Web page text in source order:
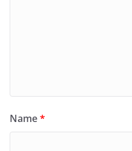
Name*